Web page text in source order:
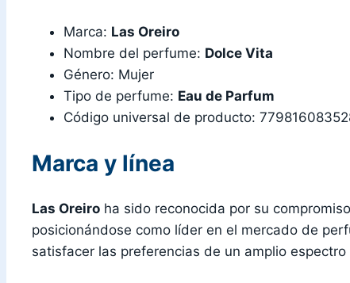
Marca: Las Oreiro
Nombre del perfume: Dolce Vita
Género: Mujer
Tipo de perfume: Eau de Parfum
Código universal de producto:
Marca y línea
Las Oreiro ha sido reconocida por su
posicionándose como líder en el mercado de
satisfacer las preferencias de un amplio